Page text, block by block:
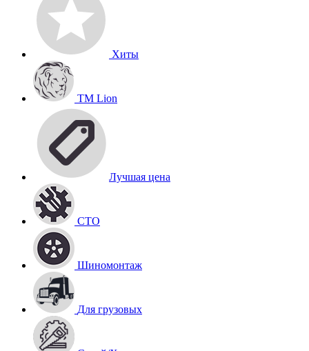
Хиты
TM Lion
Лучшая цена
СТО
Шиномонтаж
Для грузовых